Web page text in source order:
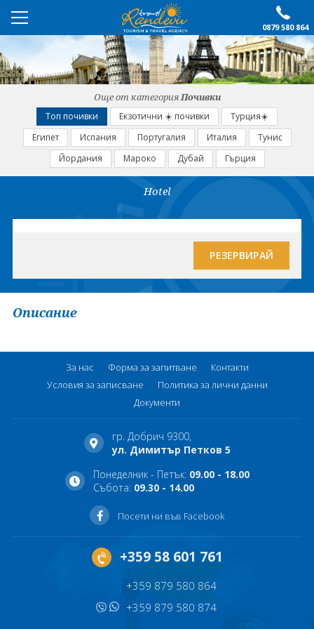
0879 580 864
ПРЕПОРЪЧАНО
ЕКСКУРЗИИ
ПОЧИВКИ
Форма за запитване
ПОСЛЕДВАЙТЕ НИ
Още от категорияПочивки
Топ почивки Екзотични ☀️ почивки
Турция☀️
Египет
Испания Португалия Италия
Тунис
Йордания
Мароко Дубай Гърция
Hotel
РЕЗЕРВИРАЙ
Описание
За нас Форма за запитване
Контакти
Условия за записване
Политика за лични данни
Документи
гр. Добрич 9300,
ул. Димитър Петков 5
Понеделник - Петък: 09.00 - 18.00
Събота: 09.30 - 14.00
Посети ни във Facebook
+359 58 601 761
+359 879 580 864
+359 879 580 874